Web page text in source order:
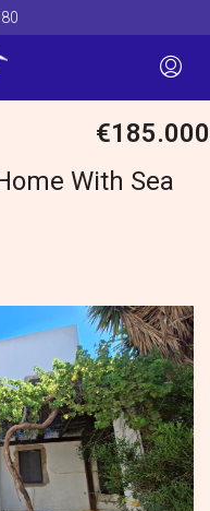
€185.000
With Sea